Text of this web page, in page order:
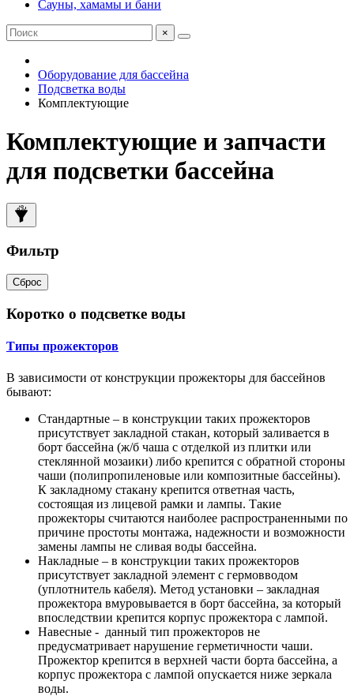
Сауны, хамамы и бани
×
Оборудование для бассейна
Подсветка воды
Комплектующие
Комплектующие и запчасти
для подсветки бассейна
Фильтр
Сброс
Коротко о подсветке воды
Типы прожекторов
В зависимости от конструкции прожекторы для бассейнов
бывают:
Стандартные – в конструкции таких прожекторов
присутствует закладной стакан, который заливается в
борт бассейна (ж/б чаша с отделкой из плитки или
стеклянной мозаики) либо крепится с обратной стороны
чаши (полипропиленовые или композитные бассейны).
К закладному стакану крепится ответная часть,
состоящая из лицевой рамки и лампы. Такие
прожекторы считаются наиболее распространенными по
причине простоты монтажа, надежности и возможности
замены лампы не сливая воды бассейна.
Накладные – в конструкции таких прожекторов
присутствует закладной элемент с гермовводом
(уплотнитель кабеля). Метод установки – закладная
прожектора вмуровывается в борт бассейна, за который
впоследствии крепится корпус прожектора с лампой.
Навесные - данный тип прожекторов не
предусматривает нарушение герметичности чаши.
Прожектор крепится в верхней части борта бассейна, а
корпус прожектора с лампой опускается ниже зеркала
воды.